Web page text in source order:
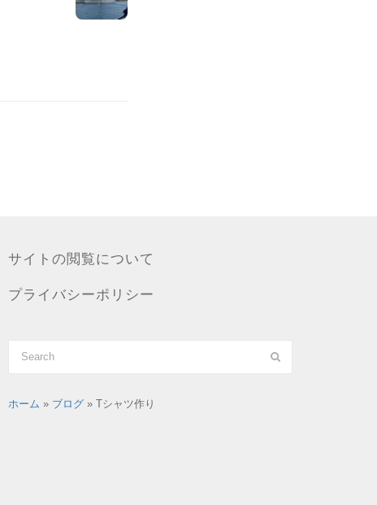
サイトの閲覧について
プライバシーポリシー
ホーム » ブログ » Tシャツ作り